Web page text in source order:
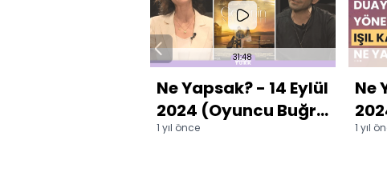
31:48
Ne Yapsak? - 14 Eylül
2024 (Oyuncu Buğra
Gülsoy Ne
1 yıl önce
Ne
1 yıl